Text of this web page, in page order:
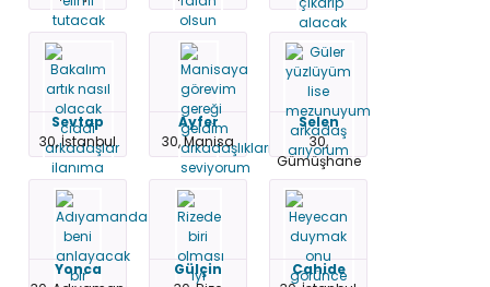
Sevtap
30, İstanbul
Ayfer
30, Manisa
Selen
30,
Gümüşhane
Yonca
Gülçin
Cahide